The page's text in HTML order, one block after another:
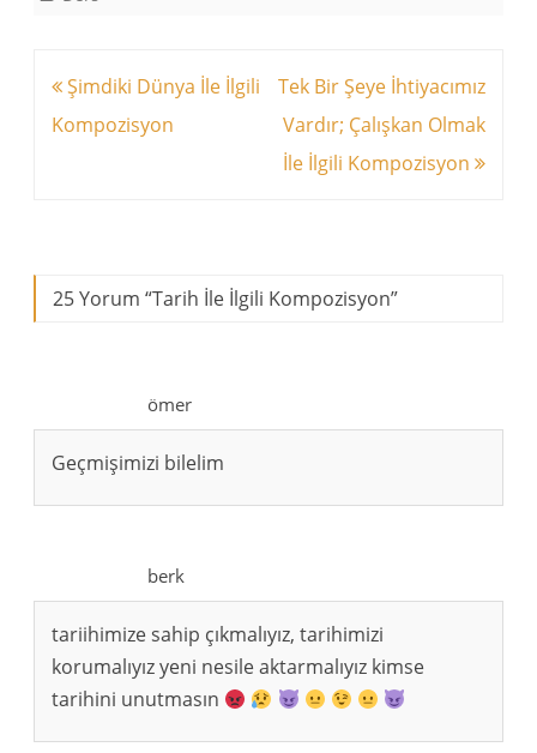
Yazı
dolaşımı
Şimdiki Dünya İle İlgili
Kompozisyon
Tek Bir Şeye İhtiyacımız
Vardır; Çalışkan Olmak
İle İlgili Kompozisyon
25 Yorum “Tarih İle İlgili Kompozisyon”
ömer
Geçmişimizi bilelim
berk
tariihimize sahip çıkmalıyız, tarihimizi
korumalıyız yeni nesile aktarmalıyız kimse
tarihini unutmasın